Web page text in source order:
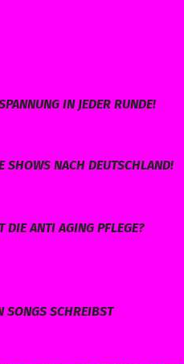
IN JEDER RUNDE!
NACH DEUTSCHLAND!
DIE ANTI AGING PFLEGE?
SONGS SCHREIBST